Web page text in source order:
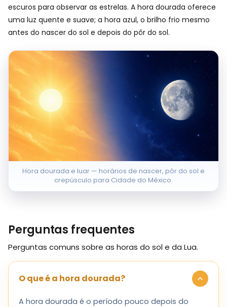
escuros para observar as estrelas. A hora dourada oferece
uma luz quente e suave; a hora azul, o brilho frio mesmo
antes do nascer do sol e depois do pôr do sol.
Hora dourada e luar — horários de nascer, pôr do sol e
crepúsculo para Cidade do México.
Perguntas frequentes
Perguntas comuns sobre as horas do sol e da Lua.
O que é a hora dourada?
A hora dourada é o período pouco depois do